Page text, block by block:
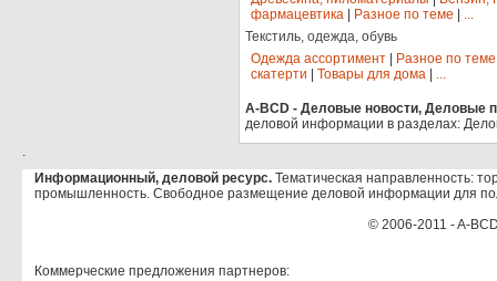
фармацевтика
Разное по теме
...
Текстиль, одежда, обувь
Одежда ассортимент
Разное по теме
скатерти
Товары для дома ...
A-BCD - Деловые новости, Деловые
деловой информации в разделах:
.
Информационный, деловой ресурс. Тематическая направленность:
промышленность. Свободное размещение деловой информации для
© 2006-2011 - A-
Коммерческие предложения партнеров: